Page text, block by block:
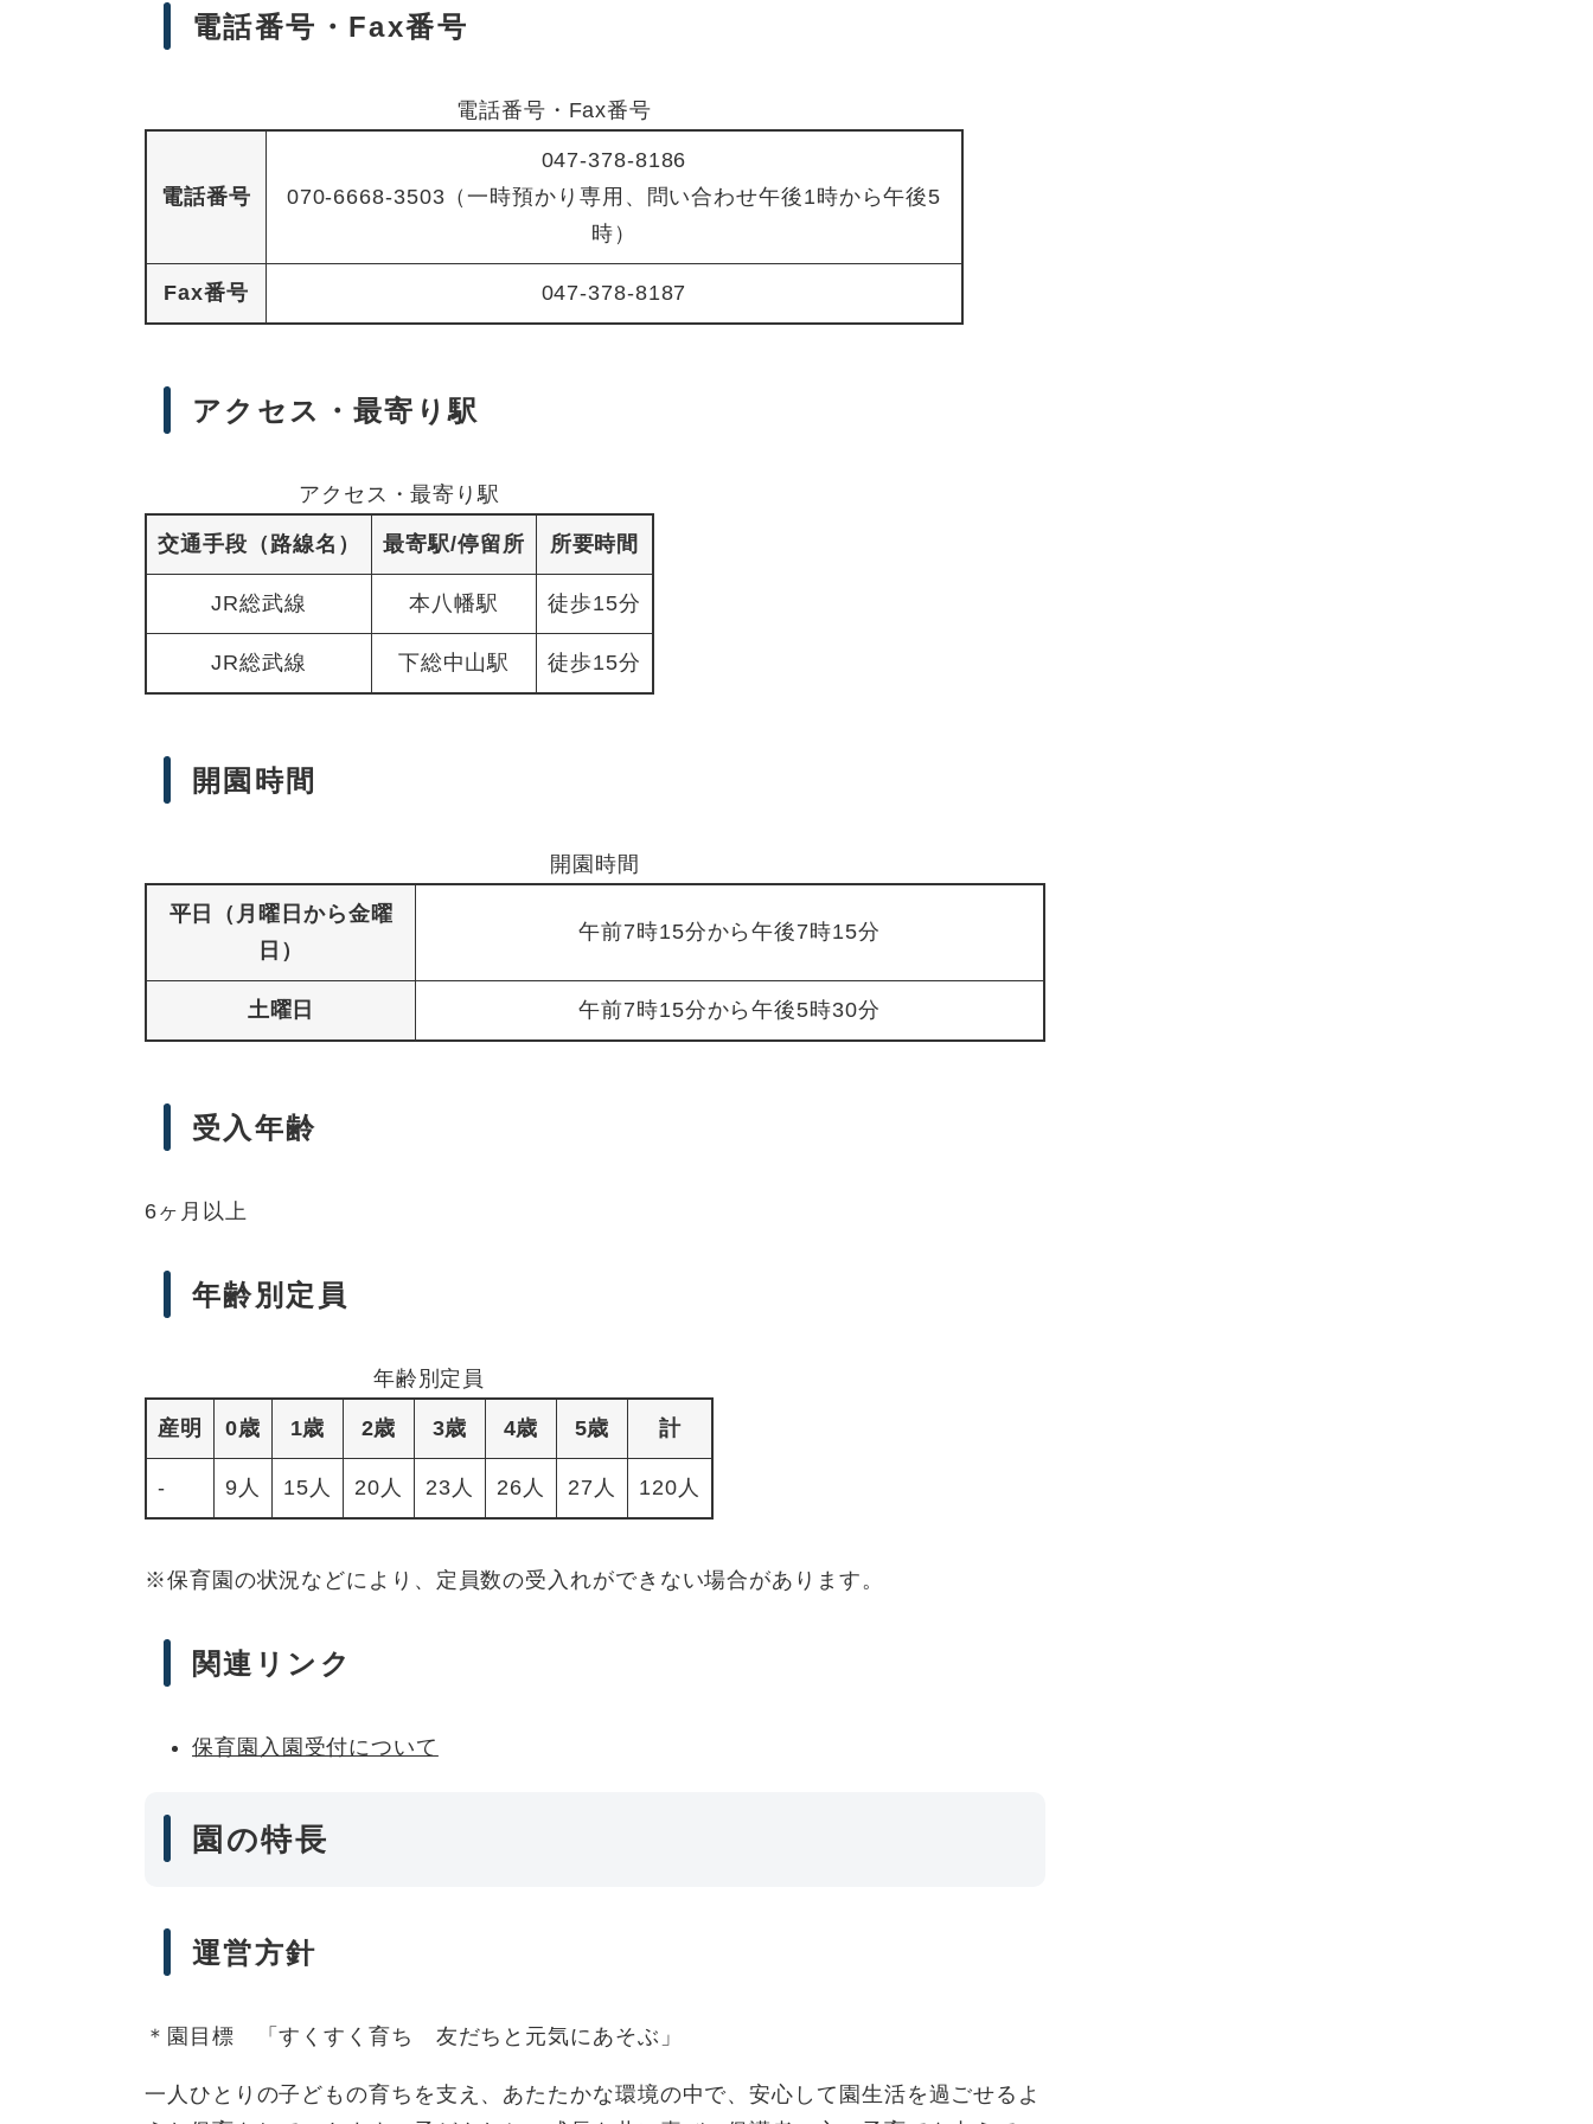
電話番号・Fax番号
電話番号・Fax番号
電話番号
047-378-8186
070-6668-3503（一時預かり専用、問い合わせ午後1時から午後5
時）
Fax番号 047-378-8187
アクセス・最寄り駅
アクセス・最寄り駅
交通手段（路線名） 最寄駅/停留所 所要時間
JR総武線 本八幡駅 徒歩15分
JR総武線 下総中山駅 徒歩15分
開園時間
開園時間
平日（月曜日から金曜
日）
午前7時15分から午後7時15分
土曜日 午前7時15分から午後5時30分
受入年齢
6ヶ月以上
年齢別定員
年齢別定員
産明 0歳 1歳 2歳 3歳 4歳 5歳 計
- 9人 15人 20人 23人 26人 27人 120人
※保育園の状況などにより、定員数の受入れができない場合があります。
関連リンク
保育園入園受付について
園の特長
運営方針
＊園目標 「すくすく育ち 友だちと元気にあそぶ」
一人ひとりの子どもの育ちを支え、あたたかな環境の中で、安心して園生活を過ごせるよ